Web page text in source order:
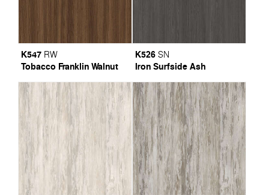
K547 RW
Tobacco Franklin Walnut
K526 SN
Iron Surfside Ash